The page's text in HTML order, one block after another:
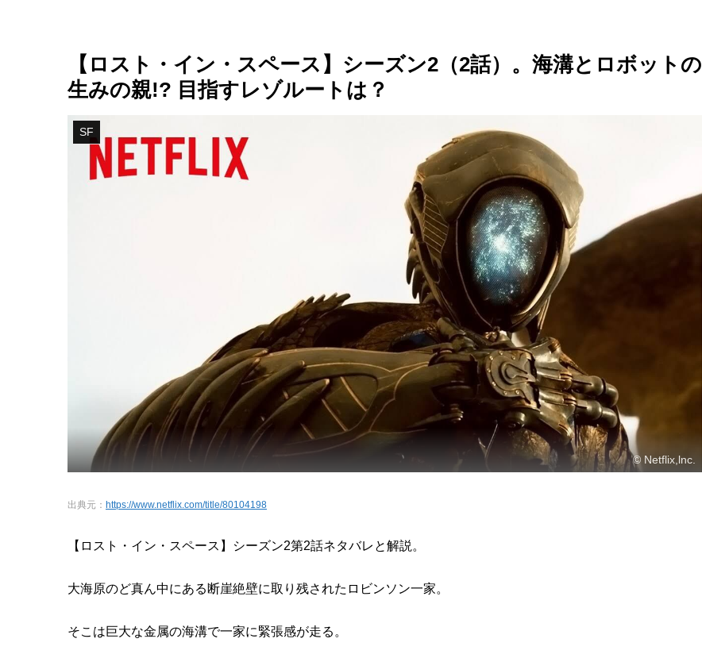
【ロスト・イン・スペース】シーズン2（2話）。海溝とロボットの
生みの親!? 目指すレゾルートは？
SF
© Netflix,lnc.
出典元： https://www.netflix.com/title/80104198
【ロスト・イン・スペース】シーズン2第2話ネタバレと解説。
大海原のど真ん中にある断崖絶壁に取り残されたロビンソン一家。
そこは巨大な金属の海溝で一家に緊張感が走る。